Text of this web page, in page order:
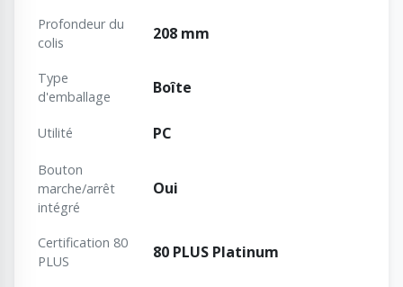
Profondeur du
colis
208 mm
Type
d'emballage
Boîte
Utilité PC
Bouton
marche/arrêt
intégré
Oui
Certification 80
PLUS
80 PLUS Platinum